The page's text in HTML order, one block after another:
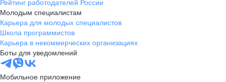
Молодым специалистам
Карьера для молодых специалистов
Школа программистов
Карьера в некоммерческих организациях
Боты для уведомлений
Мобильное приложение